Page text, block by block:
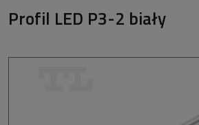
Profil LED P3-2 biały